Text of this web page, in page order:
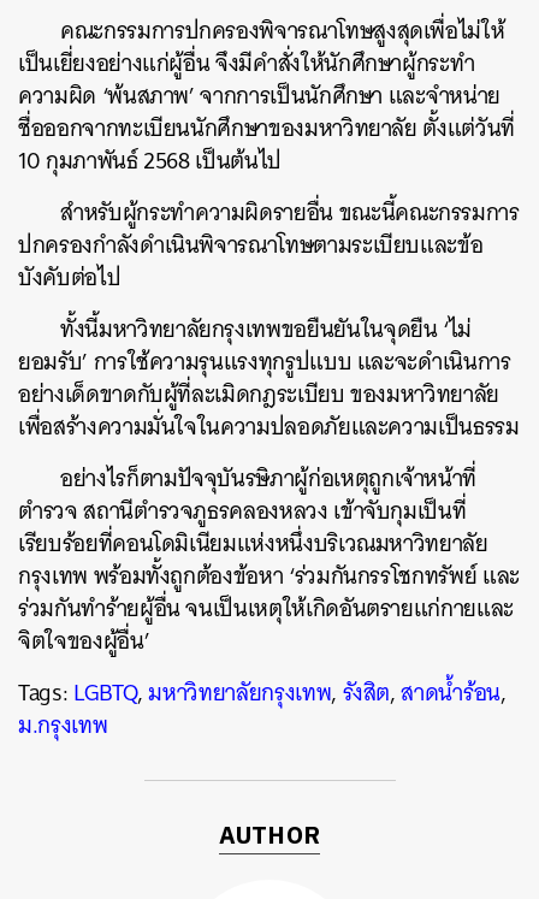
คณะกรรมการปกครองพิจารณาโทษสูงสุดเพื่อไม่ให้
เป็นเยี่ยงอย่างแก่ผู้อื่น จึงมีคำสั่งให้นักศึกษาผู้กระทำ
ความผิด ‘พ้นสภาพ’ จากการเป็นนักศึกษา และจำหน่าย
ชื่อออกจากทะเบียนนักศึกษาของมหาวิทยาลัย ตั้งแต่วันที่
10 กุมภาพันธ์ 2568 เป็นต้นไป
สำหรับผู้กระทำความผิดรายอื่น ขณะนี้คณะกรรมการ
ปกครองกำลังดำเนินพิจารณาโทษตามระเบียบและข้อ
บังคับต่อไป
ทั้งนี้มหาวิทยาลัยกรุงเทพขอยืนยันในจุดยืน ‘ไม่
ยอมรับ’ การใช้ความรุนแรงทุกรูปแบบ และจะดำเนินการ
อย่างเด็ดขาดกับผู้ที่ละเมิดกฎระเบียบ ของมหาวิทยาลัย
เพื่อสร้างความมั่นใจในความปลอดภัยและความเป็นธรรม
อย่างไรก็ตามปัจจุบันรษิภาผู้ก่อเหตุถูกเจ้าหน้าที่
ตำรวจ สถานีตำรวจภูธรคลองหลวง เข้าจับกุมเป็นที่
เรียบร้อยที่คอนโดมิเนียมแห่งหนึ่งบริเวณมหาวิทยาลัย
กรุงเทพ พร้อมทั้งถูกต้องข้อหา ‘ร่วมกันกรรโชกทรัพย์ และ
ร่วมกันทำร้ายผู้อื่น จนเป็นเหตุให้เกิดอันตรายแก่กายและ
จิตใจของผู้อื่น’
Tags:LGBTQ,มหาวิทยาลัยกรุงเทพ,รังสิต,สาดน้ำร้อน,
ม.กรุงเทพ
AUTHOR
ค้นหา
SHARE TWEET LINE EMAIL